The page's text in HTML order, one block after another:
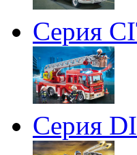
Серия
Серия